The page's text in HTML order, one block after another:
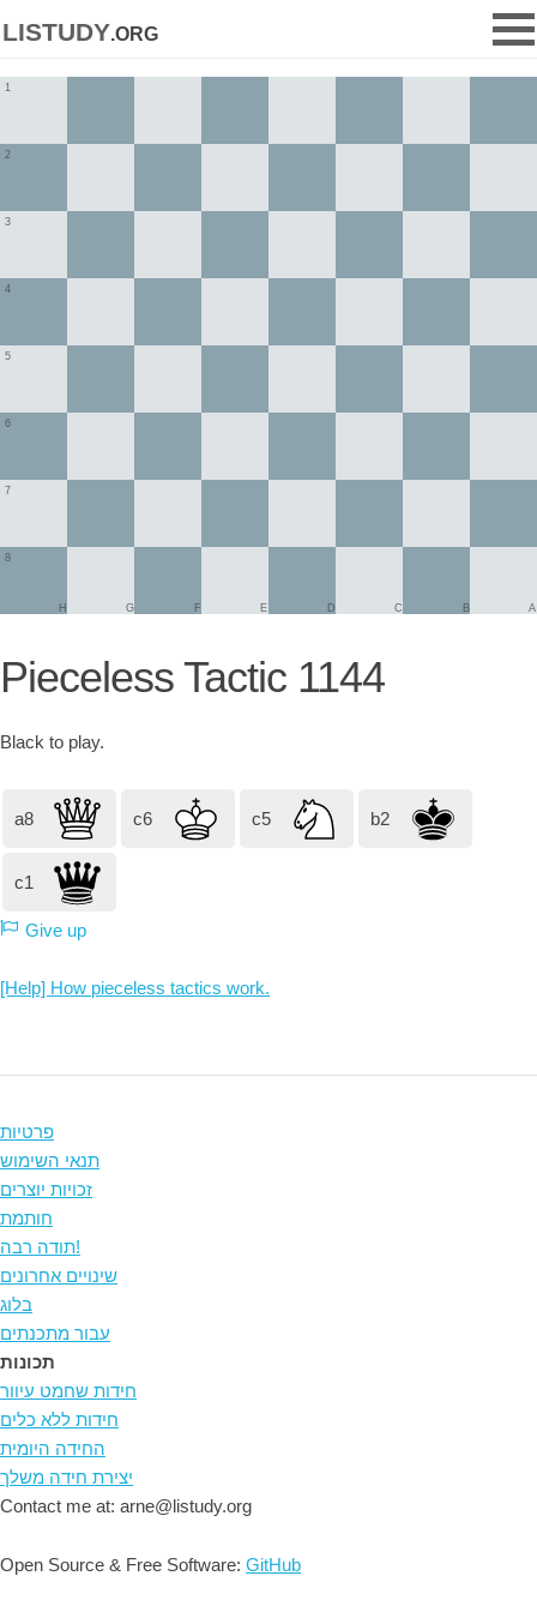
listudy.org
1
2
3
4
5
6
7
8
A
B
C
D
E
F
G
H
Pieceless Tactic 1144
Black to play.
a8 c6 c5 b2
c1
Give up
[Help] How pieceless tactics work.
פרטיות
תנאי השימוש
זכויות יוצרים
חותמת
תודה רבה!
שינויים אחרונים
בלוג
עבור מתכנתים
תכונות
חידות שחמט עיוור
חידות ללא כלים
החידה היומית
יצירת חידה משלך
Contact me at: arne@listudy.org
Open Source & Free Software: GitHub